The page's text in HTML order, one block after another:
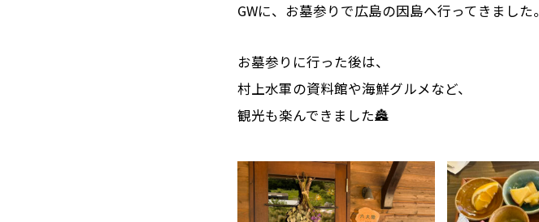
GWに、お墓参りで広島の因島へ行ってきました。
お墓参りに行った後は、
村上水軍の資料館や海鮮グルメなど、
観光も楽んできました🏯